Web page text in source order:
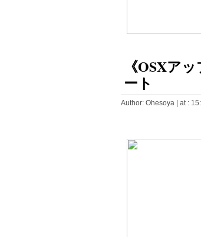
《OSXア
ート
Author: Ohesoya | at :